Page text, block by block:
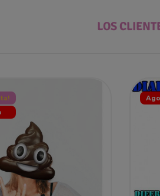
LOS